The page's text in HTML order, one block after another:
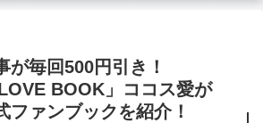
が毎回500円引き！
LOVE BOOK」ココス愛が
ファンブックを紹介！